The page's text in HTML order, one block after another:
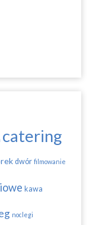
catering
dwór filmowanie
kawa
noclegi